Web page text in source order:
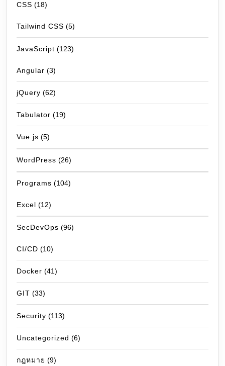
CSS (18)
Tailwind CSS (5)
JavaScript (123)
Angular (3)
jQuery (62)
Tabulator (19)
Vue.js (5)
WordPress (26)
Programs (104)
Excel (12)
SecDevOps (96)
CI/CD (10)
Docker (41)
GIT (33)
Security (113)
Uncategorized (6)
กฎหมาย (9)